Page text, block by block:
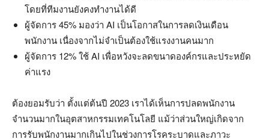
โดยที่ทีมงานยังคงทำงานได้ดี
ผู้จัดการ 45% มองว่า AI เป็นโอกาสในการลดเงินเดือน
พนักงาน เนื่องจากไม่จำเป็นต้องใช้แรงงานคนมาก
ผู้จัดการ 12% ใช้ AI เพื่อหวังจะลดขนาดองค์กรและประหยัด
ค่าแรง
ต้องยอมรับว่า ตั้งแต่ต้นปี 2023 เราได้เห็นการปลดพนักงาน
จำนวนมากในอุตสาหกรรมเทคโนโลยี แม้ว่าส่วนใหญ่เกิดจาก
การรับพนักงานมากเกินไปในช่วงการโรคระบาดและภาวะ